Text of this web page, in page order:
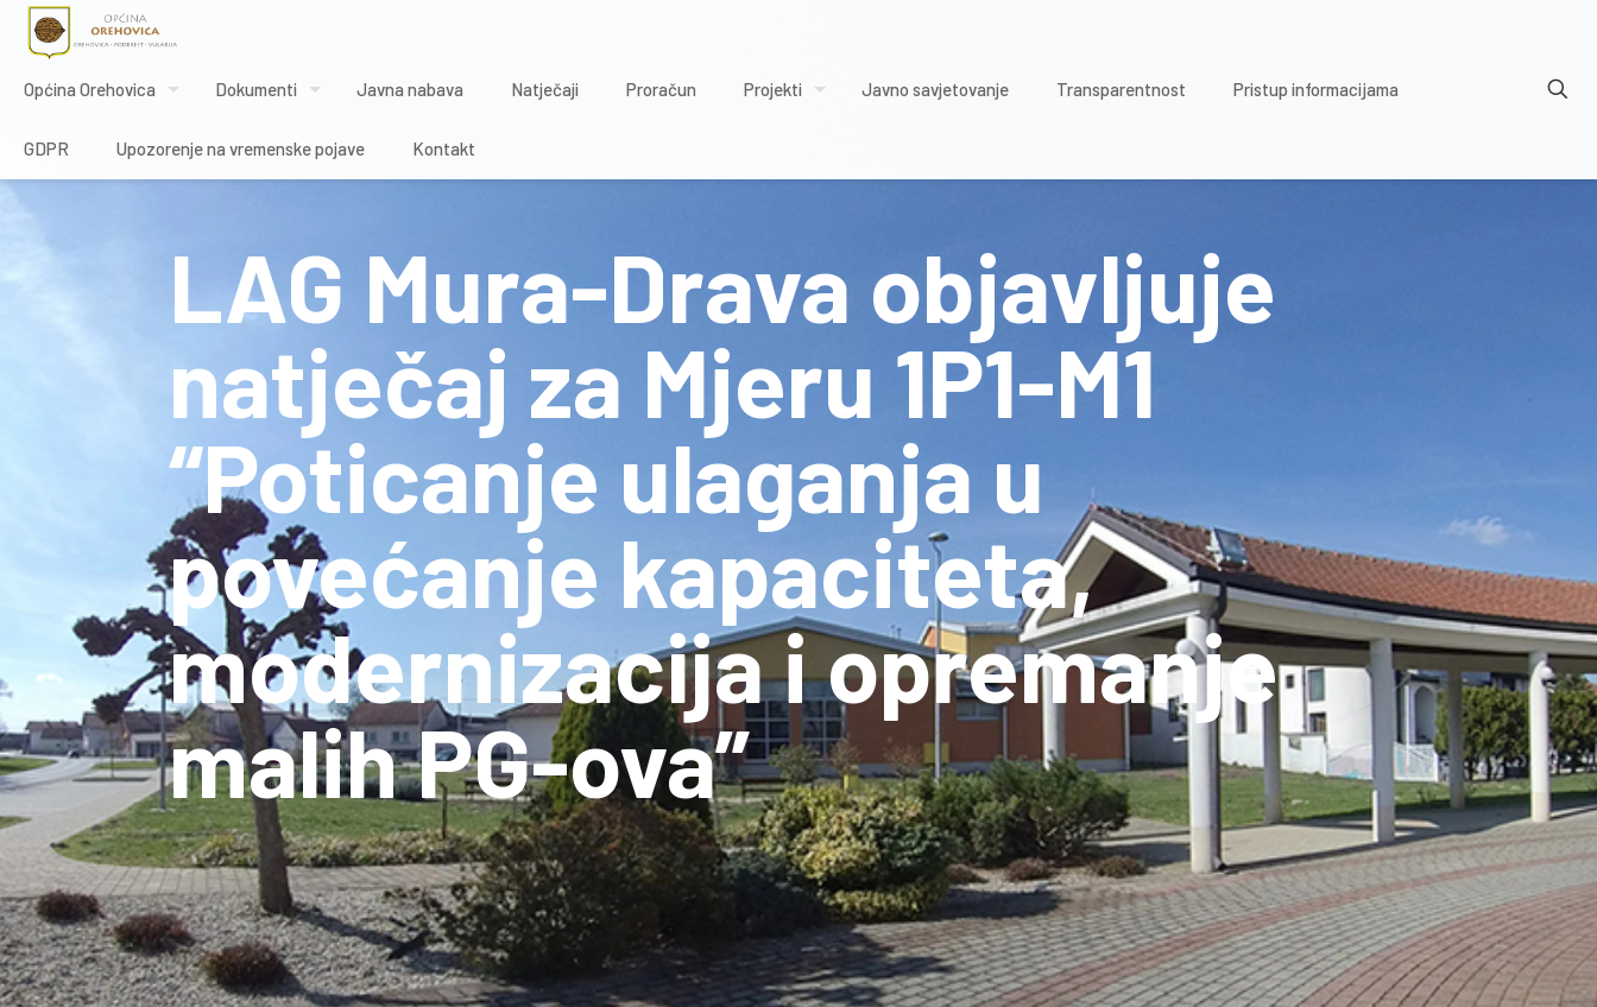
Općina Orehovica Dokumenti Javna nabava Natječaji Proračun Projekti Javno savjetovanje Transparentnost Pristup informacijama
GDPR Upozorenje na vremenske pojave Kontakt
LAG Mura-Drava objavljuje
natječaj za Mjeru 1P1-M1
“Poticanje ulaganja u
povećanje kapaciteta,
modernizacija i opremanje
malih PG-ova”